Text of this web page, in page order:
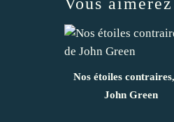
Nos étoiles
John Green